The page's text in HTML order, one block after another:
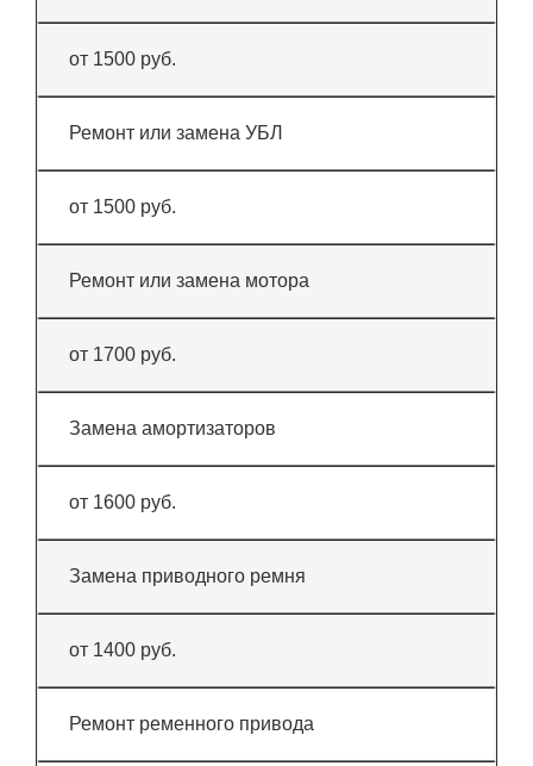
от 1500 руб.
Ремонт или замена УБЛ
от 1500 руб.
Ремонт или замена мотора
от 1700 руб.
Замена амортизаторов
от 1600 руб.
Замена приводного ремня
от 1400 руб.
Ремонт ременного привода